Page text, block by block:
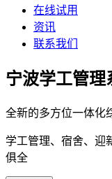
在线试用
资讯
联系我们
宁波学工管理
全新的多方位一体化
学工管理、宿舍、迎
俱全